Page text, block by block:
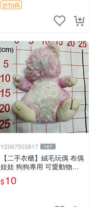
折扣碼
Y2067503817 167
【二手衣櫃】絨毛玩偶 布偶
娃娃 狗狗專用 可愛動物系
列 耐咬耐磨玩具 玩偶 粉紅
熊寵物玩具 1120929
$10